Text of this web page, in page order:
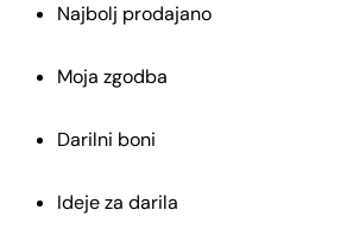
Najbolj prodajano
Moja zgodba
Darilni boni
Ideje za darila